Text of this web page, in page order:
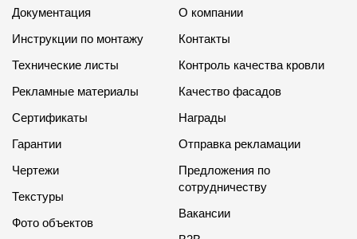
Документация
Инструкции по монтажу
Технические листы
Рекламные материалы
Сертификаты
Гарантии
Чертежи
Текстуры
Фото объектов
О компании
Контакты
Контроль качества кровли
Качество фасадов
Награды
Отправка рекламации
Предложения по
сотрудничеству
Вакансии